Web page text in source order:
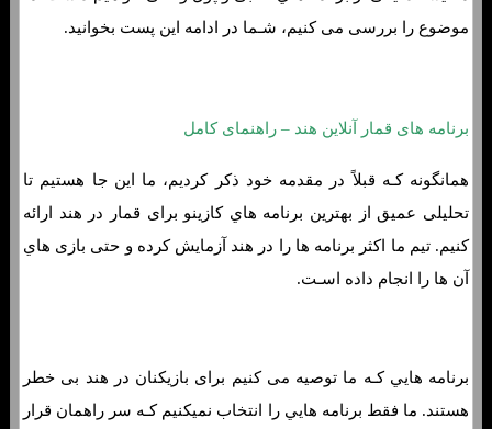
موضوع را بررسی می کنیم، شـما در ادامه این پست بخوانید.
برنامه های قمار آنلاین هند – راهنمای کامل
همانگونه کـه قبلاً در مقدمه خود ذکر کردیم، ما این جا هستیم تا
تحلیلی عمیق از بهترین برنامه هاي‌ کازینو برای قمار در هند ارائه
کنیم. تیم ما اکثر برنامه ها را در هند آزمایش کرده و حتی بازی هاي‌
آن ها را انجام داده اسـت.
برنامه هایي کـه ما توصیه می کنیم برای بازیکنان در هند بی خطر
هستند. ما فقط برنامه هایي را انتخاب نمیکنیم کـه سر راهمان قرار